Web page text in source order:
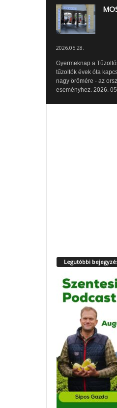
2026.05.28.
Gyermeknap a
tűzoltók évek óta
nagy örömére - az
eseményhez. 2026.
Legutóbbi